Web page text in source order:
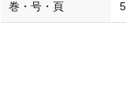
巻・号・頁